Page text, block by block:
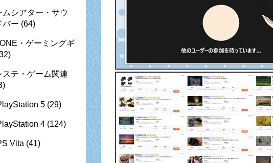
ムシアター・サウ
バー (64)
・ゲーミングギ
ステ・ゲーム関連
5 (29)
4 (124)
Vita (41)